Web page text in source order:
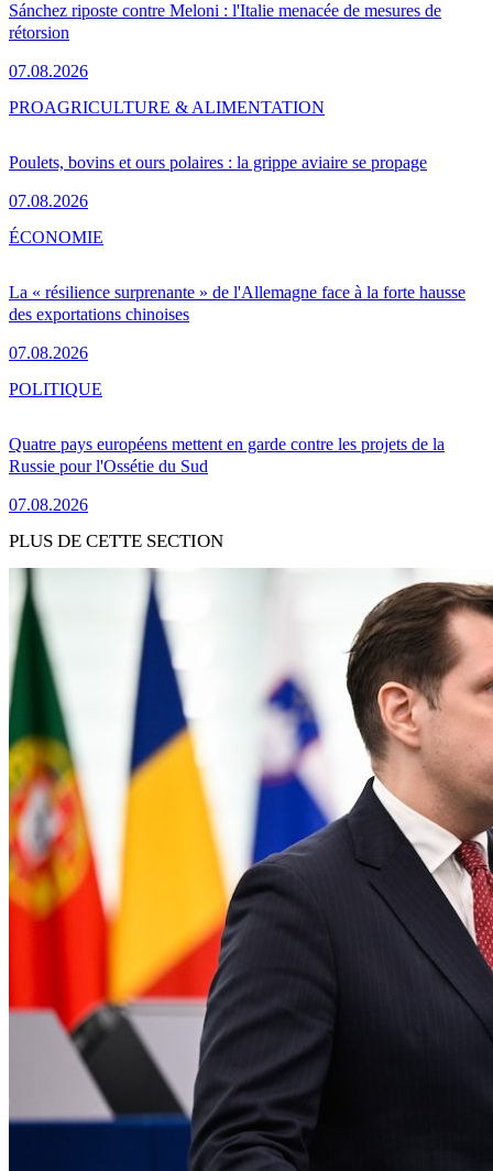
Sánchez riposte contre Meloni : l'Italie menacée de mesures de
rétorsion
07.08.2026
Poulets, bovins et ours polaires : la grippe aviaire se propage
07.08.2026
PROAGRICULTURE & ALIMENTATION
La « résilience surprenante » de l'Allemagne face à la forte hausse
des exportations chinoises
07.08.2026
ÉCONOMIE
Quatre pays européens mettent en garde contre les projets de la
Russie pour l'Ossétie du Sud
07.08.2026
POLITIQUE
PLUS DE CETTE SECTION